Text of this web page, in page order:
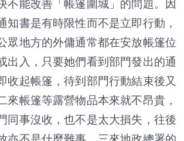
不能改善「帳篷圍城」的問題。因
知書是有時限性而不是立即行動，
眾地方的外傭通常都在安放帳篷位
出入，只要她們看到部門發出的通
收起帳篷，待到部門行動結束後又
來帳篷等露營物品本來就不昂貴，
同事沒收，也不是太大損失，往後